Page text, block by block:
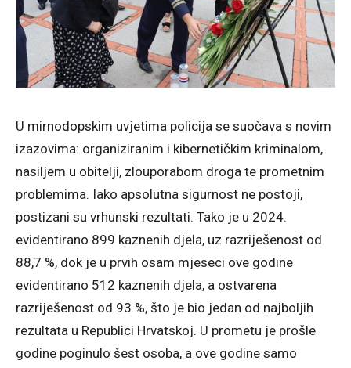
U mirnodopskim uvjetima policija se suočava s novim
izazovima: organiziranim i kibernetičkim kriminalom,
nasiljem u obitelji, zlouporabom droga te prometnim
problemima. Iako apsolutna sigurnost ne postoji,
postizani su vrhunski rezultati. Tako je u 2024.
evidentirano 899 kaznenih djela, uz razriješenost od
88,7 %, dok je u prvih osam mjeseci ove godine
evidentirano 512 kaznenih djela, a ostvarena
razriješenost od 93 %, što je bio jedan od najboljih
rezultata u Republici Hrvatskoj. U prometu je prošle
godine poginulo šest osoba, a ove godine samo